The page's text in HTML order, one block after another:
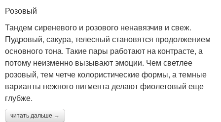
Розовый
Тандем сиреневого и розового ненавязчив и свеж.
Пудровый, сакура, телесный становятся продолжением
основного тона. Такие пары работают на контрасте, а
потому неизменно вызывают эмоции. Чем светлее
розовый, тем четче колористические формы, а темные
варианты нежного пигмента делают фиолетовый еще
глубже.
читать дальше →